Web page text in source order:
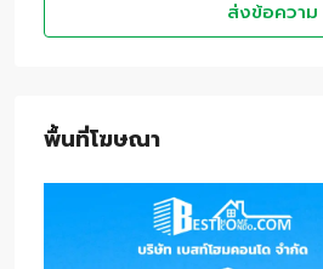
ส่งข้อความ
พื้นที่โฆษณา